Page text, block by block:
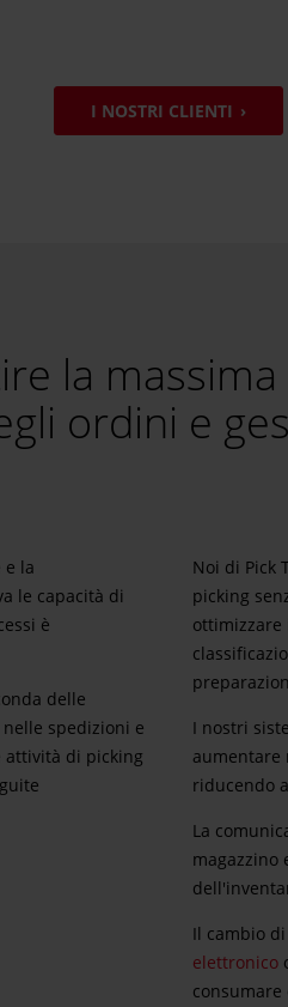
I NOSTRI CLIENTI
la
ordini e
e la
le capacità di
è
delle
spedizioni e
attività di picking
Noi di Pick
picking
ottimizzare
I nostri
aumentare
riducendo
La
magazzino
Il cambio
elettronico
consumare